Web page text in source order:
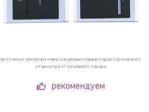
фото носит исключительно ознакомительный характер и может
отличаться от реального товара
рекомендуем